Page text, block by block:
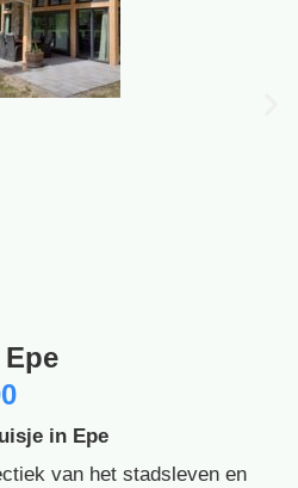
in Epe
van het stadsleven en